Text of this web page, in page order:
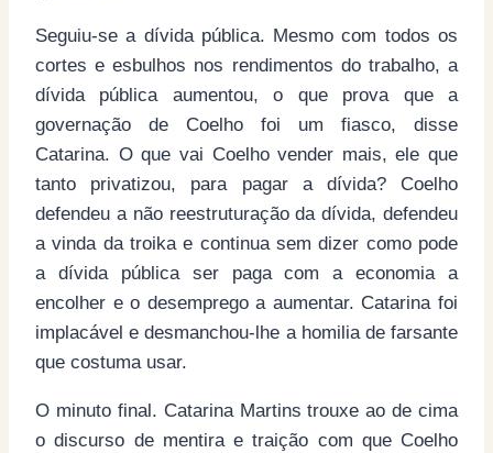
Seguiu-se a dívida pública. Mesmo com todos os
cortes e esbulhos nos rendimentos do trabalho, a
dívida pública aumentou, o que prova que a
governação de Coelho foi um fiasco, disse
Catarina. O que vai Coelho vender mais, ele que
tanto privatizou, para pagar a dívida? Coelho
defendeu a não reestruturação da dívida, defendeu
a vinda da troika e continua sem dizer como pode
a dívida pública ser paga com a economia a
encolher e o desemprego a aumentar. Catarina foi
implacável e desmanchou-lhe a homilia de farsante
que costuma usar.
O minuto final. Catarina Martins trouxe ao de cima
o discurso de mentira e traição com que Coelho